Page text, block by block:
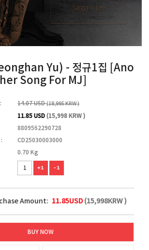
Yu) - 정규1집 [Ano
Song For MJ]
14.07 USD(18,995 KRW )
11.85 USD(15,998 KRW )
8809562290728
CD25030003000
0.70 Kg
+1 -1
Amount: 11.85USD(15,998KRW )
BUY NOW